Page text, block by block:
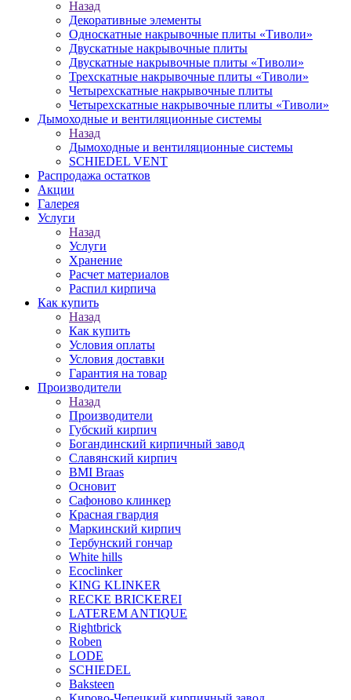
Назад
Декоративные элементы
Односкатные накрывочные плиты «Тиволи»
Двускатные накрывочные плиты
Двускатные накрывочные плиты «Тиволи»
Трехскатные накрывочные плиты «Тиволи»
Четырехскатные накрывочные плиты
Четырехскатные накрывочные плиты «Тиволи»
Дымоходные и вентиляционные системы
Назад
Дымоходные и вентиляционные системы
SCHIEDEL VENT
Распродажа остатков
Акции
Галерея
Услуги
Назад
Услуги
Хранение
Расчет материалов
Распил кирпича
Как купить
Назад
Как купить
Условия оплаты
Условия доставки
Гарантия на товар
Производители
Назад
Производители
Губский кирпич
Богандинский кирпичный завод
Славянский кирпич
BMI Braas
Основит
Сафоново клинкер
Красная гвардия
Маркинский кирпич
Тербунский гончар
White hills
Ecoclinker
KING KLINKER
RECKE BRICKEREI
LATEREM ANTIQUE
Rightbrick
Roben
LODE
SCHIEDEL
Baksteen